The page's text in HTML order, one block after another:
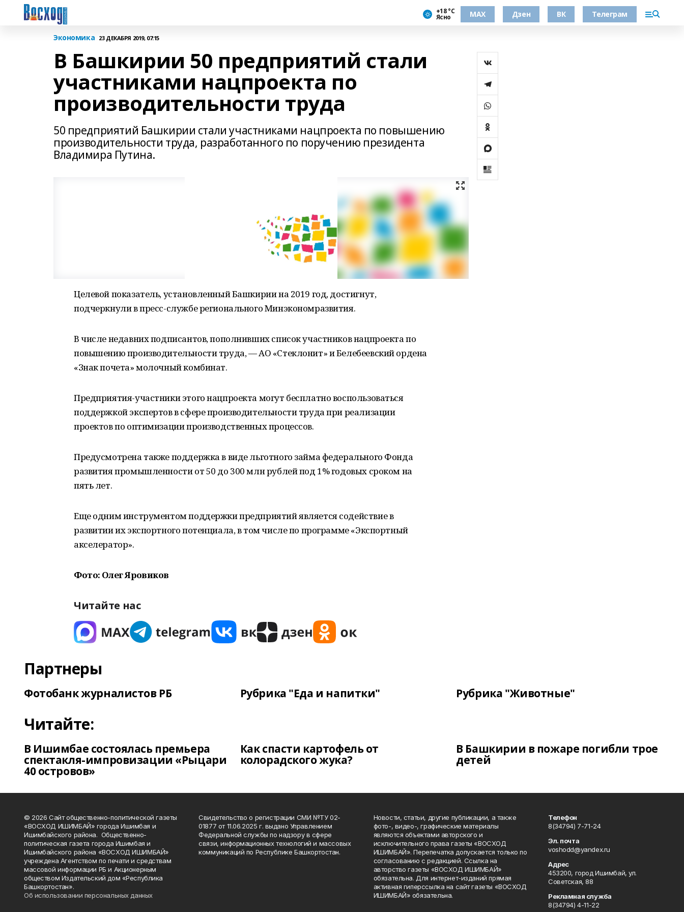
+18 °С
Ясно МАХ Дзен ВК Телеграм
Экономика 23 ДЕКАБРЯ 2019, 07:15
В Башкирии 50 предприятий стали
участниками нацпроекта по
производительности труда
50 предприятий Башкирии стали участниками нацпроекта по повышению
производительности труда, разработанного по поручению президента
Владимира Путина.
Целевой показатель, установленный Башкирии на 2019 год, достигнут,
подчеркнули в пресс-службе регионального Минэкономразвития.
В числе недавних подписантов, пополнивших список участников нацпроекта по
повышению производительности труда, — АО «Стеклонит» и Белебеевский ордена
«Знак почета» молочный комбинат.
Предприятия-участники этого нацпроекта могут бесплатно воспользоваться
поддержкой экспертов в сфере производительности труда при реализации
проектов по оптимизации производственных процессов.
Предусмотрена также поддержка в виде льготного займа федерального Фонда
развития промышленности от 50 до 300 млн рублей под 1% годовых сроком на
пять лет.
Еще одним инструментом поддержки предприятий является содействие в
развитии их экспортного потенциала, в том числе по программе «Экспортный
акселератор».
Фото: Олег Яровиков
Читайте нас
Партнеры
Фотобанк журналистов РБ Рубрика "Еда и напитки" Рубрика "Животные"
Читайте:
В Ишимбае состоялась премьера
спектакля-импровизации «Рыцари
40 островов»
Как спасти картофель от
колорадского жука?
В Башкирии в пожаре погибли трое
детей
© 2026 Сайт общественно-политической газеты
«ВОСХОД ИШИМБАЙ» города Ишимбая и
Ишимбайского района. Общественно-
политическая газета города Ишимбая и
Ишимбайского района «ВОСХОД ИШИМБАЙ»
учреждена Агентством по печати и средствам
массовой информации РБ и Акционерным
обществом Издательский дом «Республика
Башкортостан».
Об использовании персональных данных
Свидетельство о регистрации СМИ №ТУ 02-
01877 от 11.06.2025 г. выдано Управлением
Федеральной службы по надзору в сфере
связи, информационных технологий и массовых
коммуникаций по Республике Башкортостан.
Новости, статьи, другие публикации, а также
фото-, видео-, графические материалы
являются объектами авторского и
исключительного права газеты «ВОСХОД
ИШИМБАЙ». Перепечатка допускается только по
согласованию с редакцией. Ссылка на
авторство газеты «ВОСХОД ИШИМБАЙ»
обязательна. Для интернет-изданий прямая
активная гиперссылка на сайт газеты «ВОСХОД
ИШИМБАЙ» обязательна.
Телефон
8(34794) 7-71-24
Эл. почта
voshodd@yandex.ru
Адрес
453200, город Ишимбай, ул.
Советская, 88
Рекламная служба
8(34794) 4-11-22